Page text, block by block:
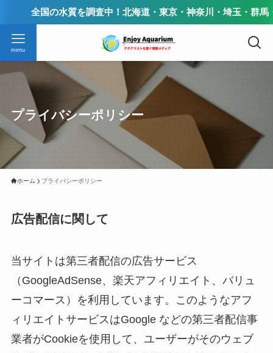
全国の水質を調査中！北海道・東京・神奈川・埼玉・群馬・千
menu
プライバシーポリシー
ホーム プライバシーポリシー
広告配信に関して
当サイトは第三者配信の広告サービス
（GoogleAdSense、楽天アフィリエイト、バリュ
ーコマース）を利用しています。このようなアフ
ィリエイトサービスはGoogle などの第三者配信事
業者がCookieを使用して、ユーザーがそのウェブ